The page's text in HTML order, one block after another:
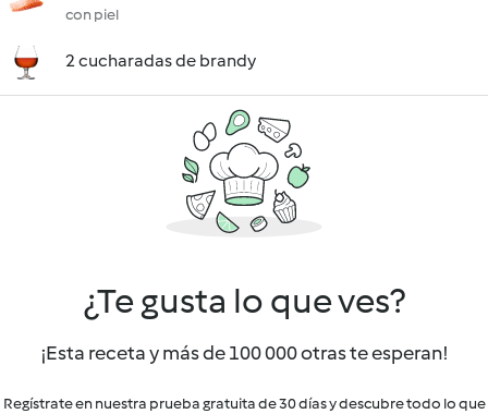
con piel
2 cucharadas de brandy
¿Te gusta lo que ves?
¡Esta receta y más de 100 000 otras te esperan!
Regístrate en nuestra prueba gratuita de 30 días y descubre todo lo que